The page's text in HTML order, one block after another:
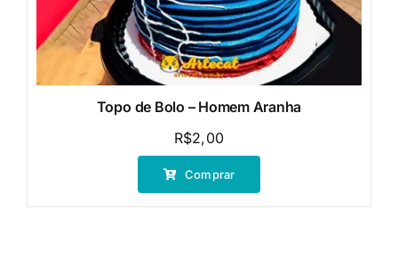
Topo de Bolo – Homem Aranha
R$2,00
Comprar